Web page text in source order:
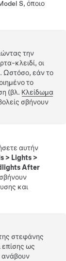
S, όποιο
την
κλειδί, οι
Ωστόσο, εάν το
το
(βλ. Κλείδωμα
σβήνουν
αυτήν
> Lights >
After
και
στεφάνης
ως
ανάβουν